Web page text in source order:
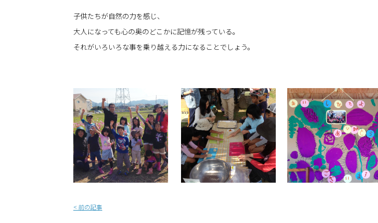
子供たちが自然の力を感じ、
大人になっても心の奥のどこかに記憶が残っている。
それがいろいろな事を乗り越える力になることでしょう。
< 前の記事